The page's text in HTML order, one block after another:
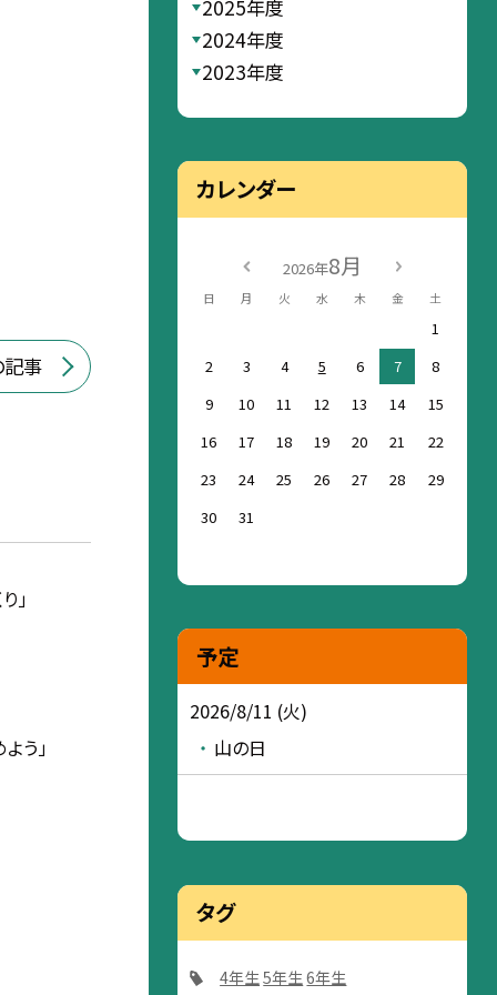
事
」
う」
2025年度
2024年度
2023年度
カレンダー
2026年8月
日 月 火 水 木 金 土
1
2
3 4 5 6 7
8
9
10 11 12 13 14
15
16
17 18 19 20 21
22
23
24 25 26 27 28
29
30
31
予定
2026/8/11 (火)
山の日
タグ
4年生 5年生 6年生